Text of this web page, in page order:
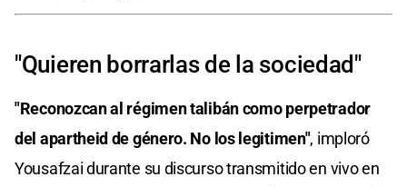
"Quieren borrarlas de la sociedad"
"Reconozcan al régimen talibán como perpetrador
del apartheid de género. No los legitimen", imploró
Yousafzai durante su discurso transmitido en vivo en